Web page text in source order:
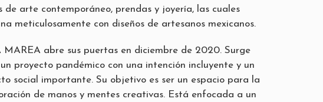
de arte contemporáneo, prendas y joyería, las cuales
meticulosamente con diseños de artesanos mexicanos.
MAREA abre sus puertas en diciembre de 2020. Surge
proyecto pandémico con una intención incluyente y un
social importante. Su objetivo es ser un espacio para la
de manos y mentes creativas. Está enfocada a un